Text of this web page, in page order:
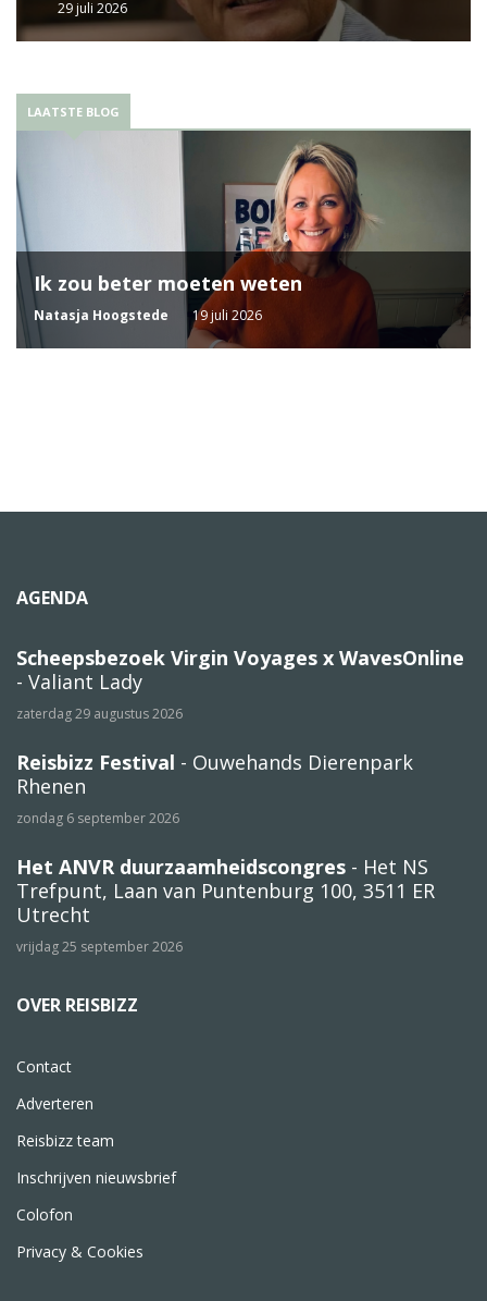
29 juli 2026
LAATSTE BLOG
Ik zou beter moeten weten
Natasja Hoogstede 19 juli 2026
AGENDA
Scheepsbezoek Virgin Voyages x WavesOnline
- Valiant Lady
zaterdag 29 augustus 2026
Reisbizz Festival - Ouwehands Dierenpark
Rhenen
zondag 6 september 2026
Het ANVR duurzaamheidscongres - Het NS
Trefpunt, Laan van Puntenburg 100, 3511 ER
Utrecht
vrijdag 25 september 2026
OVER REISBIZZ
Contact
Adverteren
Reisbizz team
Inschrijven nieuwsbrief
Colofon
Privacy & Cookies